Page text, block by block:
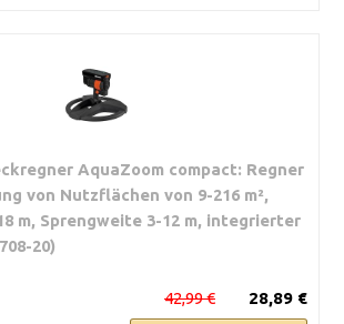
AquaZoom compact: Regner
von Nutzflächen von 9-216 m²,
m, Sprengweite 3-12 m, integrierter
20)
28,89 €
42,99 €